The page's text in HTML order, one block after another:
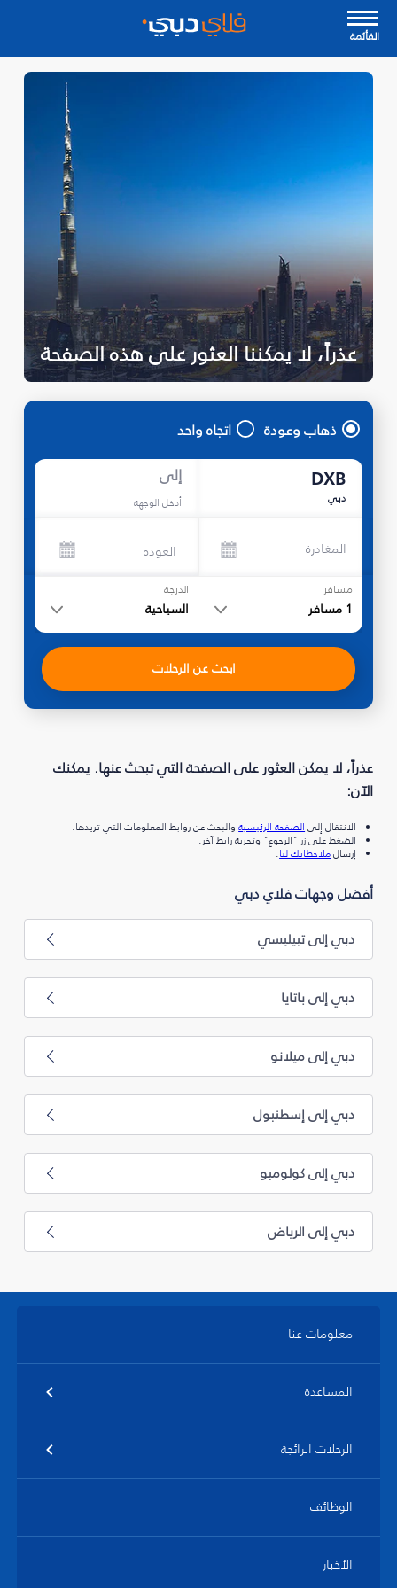
القأئمة
عذراً، لا يمكننا العثور على هذه الصفحة
ذهاب وعودة اتجاه واحد
DXB
دبي
إلى
أدخل الوجهة
المغادرة العودة
مسافر
1 مسافر
الدرجة
السياحية
ابحث عن الرحلات
عذراً، لا يمكن العثور على الصفحة التي تبحث عنها. يمكنك
الآن:
الانتقال إلىالصفحة الرئيسيةوالبحث عن روابط المعلومات التي تريدها.
الضغط على زر "الرجوع" وتجربة رابط آخر.
إرسالملاحظاتك لنا.
أفضل وجهات فلاي دبي
دبي إلى تبيليسي
دبي إلى باتايا
دبي إلى ميلانو
دبي إلى إسطنبول
دبي إلى كولومبو
دبي إلى الرياض
معلومات عنا
المساعدة
الرحلات الرائجة
الوظائف
الأخبار